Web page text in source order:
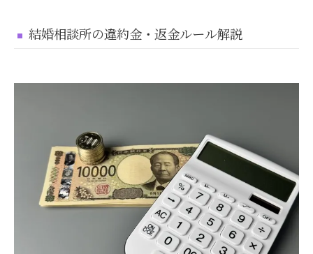
結婚相談所の違約金・返金ルール解説